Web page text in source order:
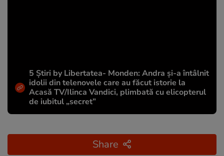
5 Știri by Libertatea- Monden: Andra și-a întâlnit
idolii din telenovele care au făcut istorie la
Acasă TV/Ilinca Vandici, plimbată cu elicopterul
de iubitul „secret”
Share